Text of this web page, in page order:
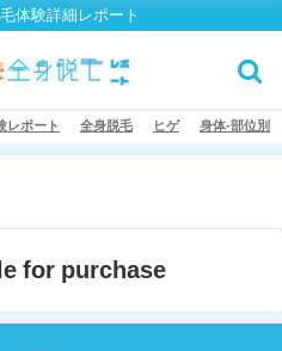
体験詳細レポート
レポート 全身脱毛 ヒゲ 身体-部位別
for purchase